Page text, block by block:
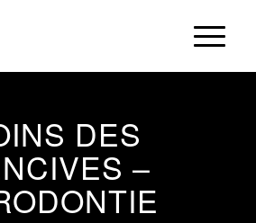
DES
–